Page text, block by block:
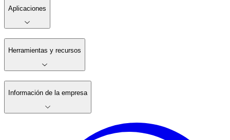
Aplicaciones
Herramientas y recursos
Información de la empresa